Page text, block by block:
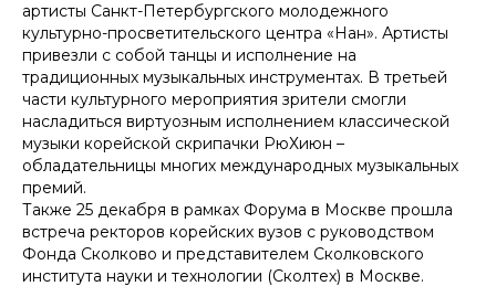
артисты Санкт-Петербургского молодежного
культурно-просветительского центра «Нан». Артисты
привезли с собой танцы и исполнение на
традиционных музыкальных инструментах. В третьей
части культурного мероприятия зрители смогли
насладиться виртуозным исполнением классической
музыки корейской скрипачки РюХиюн –
обладательницы многих международных музыкальных
премий.
Также 25 декабря в рамках Форума в Москве прошла
встреча ректоров корейских вузов с руководством
Фонда Сколково и представителем Сколковского
института науки и технологии (Сколтех) в Москве.